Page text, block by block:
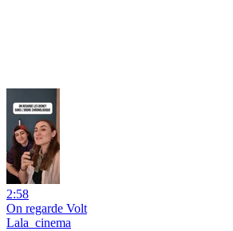
2:58
On regarde Volt
Lala_cinema